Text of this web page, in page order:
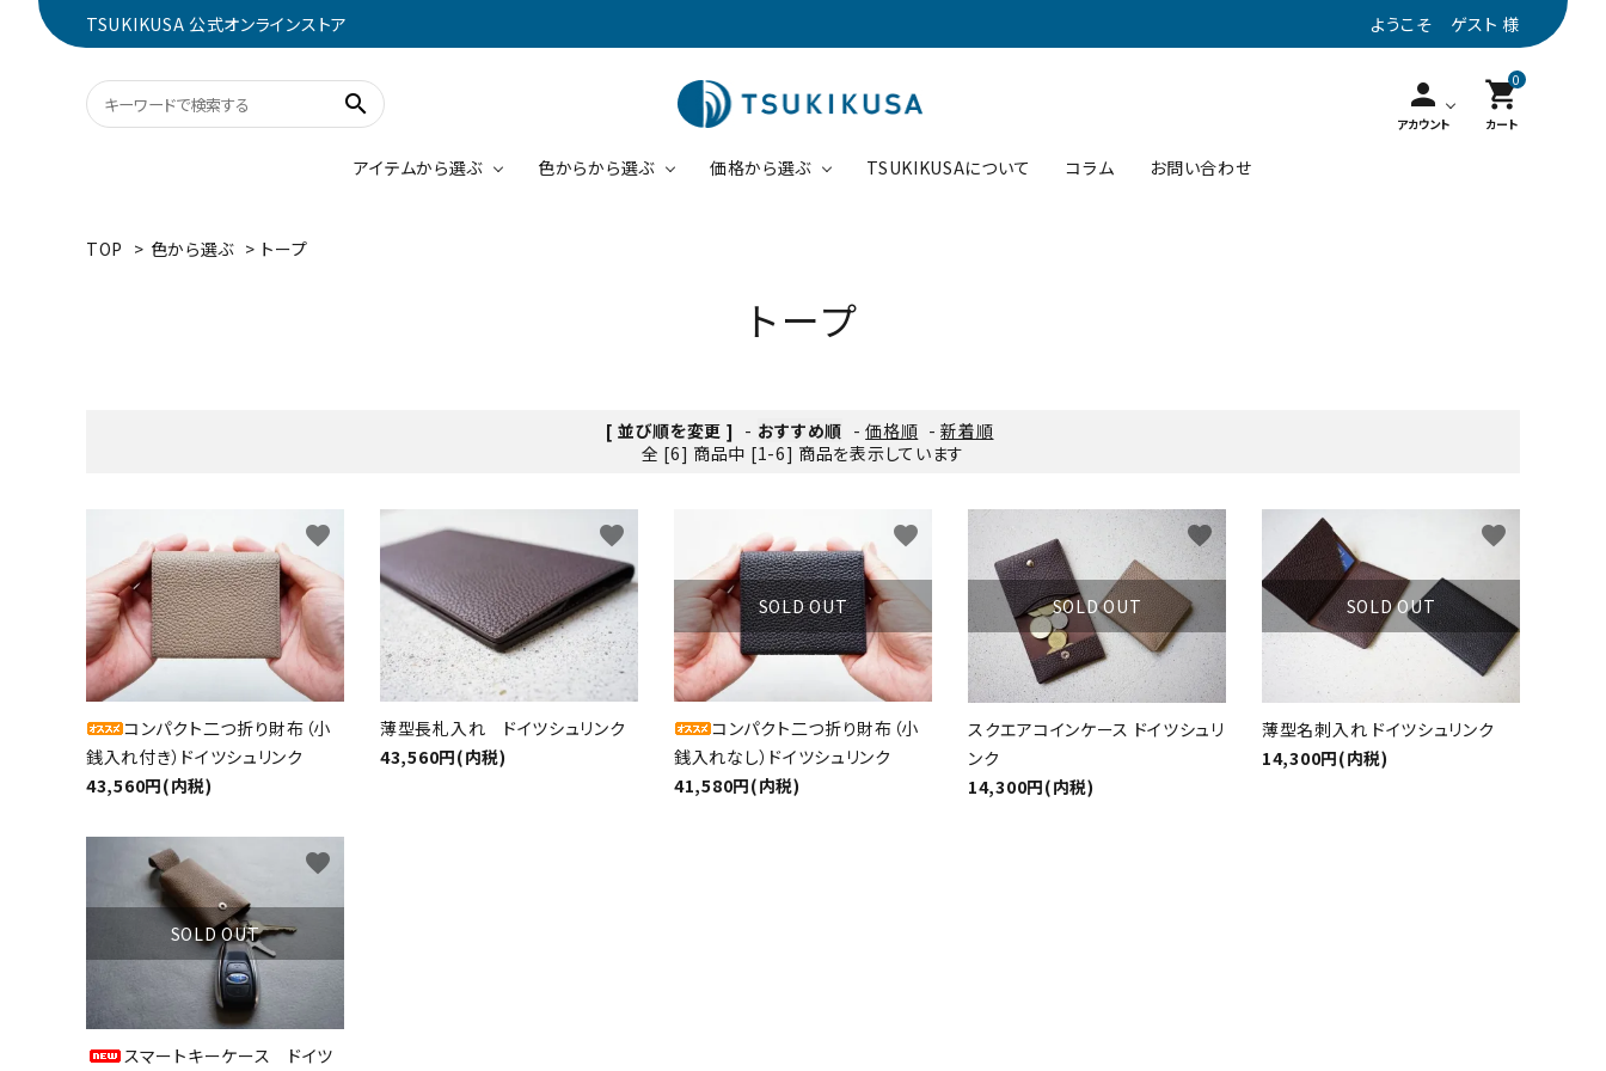
TSUKIKUSA 公式オンラインストア ようこそ ゲスト 様
search person
アカウント
0
shopping_cart
カート
アイテムから選ぶ
パスケース
色からから選ぶ 価格から選ぶ
30001円～
TSUKIKUSAについて コラム お問い合わせ
TOP > 色から選ぶ > トープ
トープ
[ 並び順を変更 ] - おすすめ順 -価格順 -新着順
全 [6] 商品中 [1-6] 商品を表示しています
コンパクト二つ折り財布（小
銭入れ付き）ドイツシュリンク
43,560円(内税)
favorite
薄型長札入れ ドイツシュリンク
43,560円(内税)
favorite
SOLD OUT
コンパクト二つ折り財布（小
銭入れなし）ドイツシュリンク
41,580円(内税)
favorite
SOLD OUT
スクエアコインケース ドイツシュリ
ンク
14,300円(内税)
favorite
SOLD OUT
薄型名刺入れ ドイツシュリンク
14,300円(内税)
favorite
SOLD OUT
スマートキーケース ドイツ
favorite
キーワード
カテゴリー
検索する